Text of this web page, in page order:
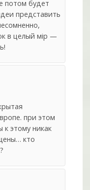
потом будет
представить
в целый мiр —
при этом
к этому никак
кто